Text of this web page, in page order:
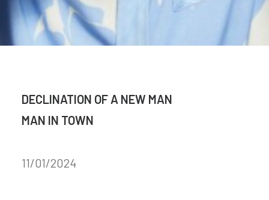
DECLINATION OF A NEW MAN
MAN IN TOWN
11/01/2024